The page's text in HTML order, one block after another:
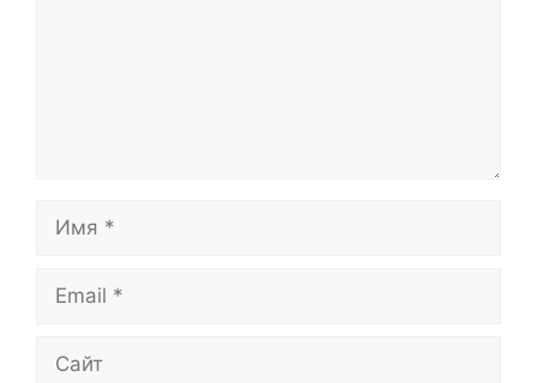
Имя
Email
Сайт